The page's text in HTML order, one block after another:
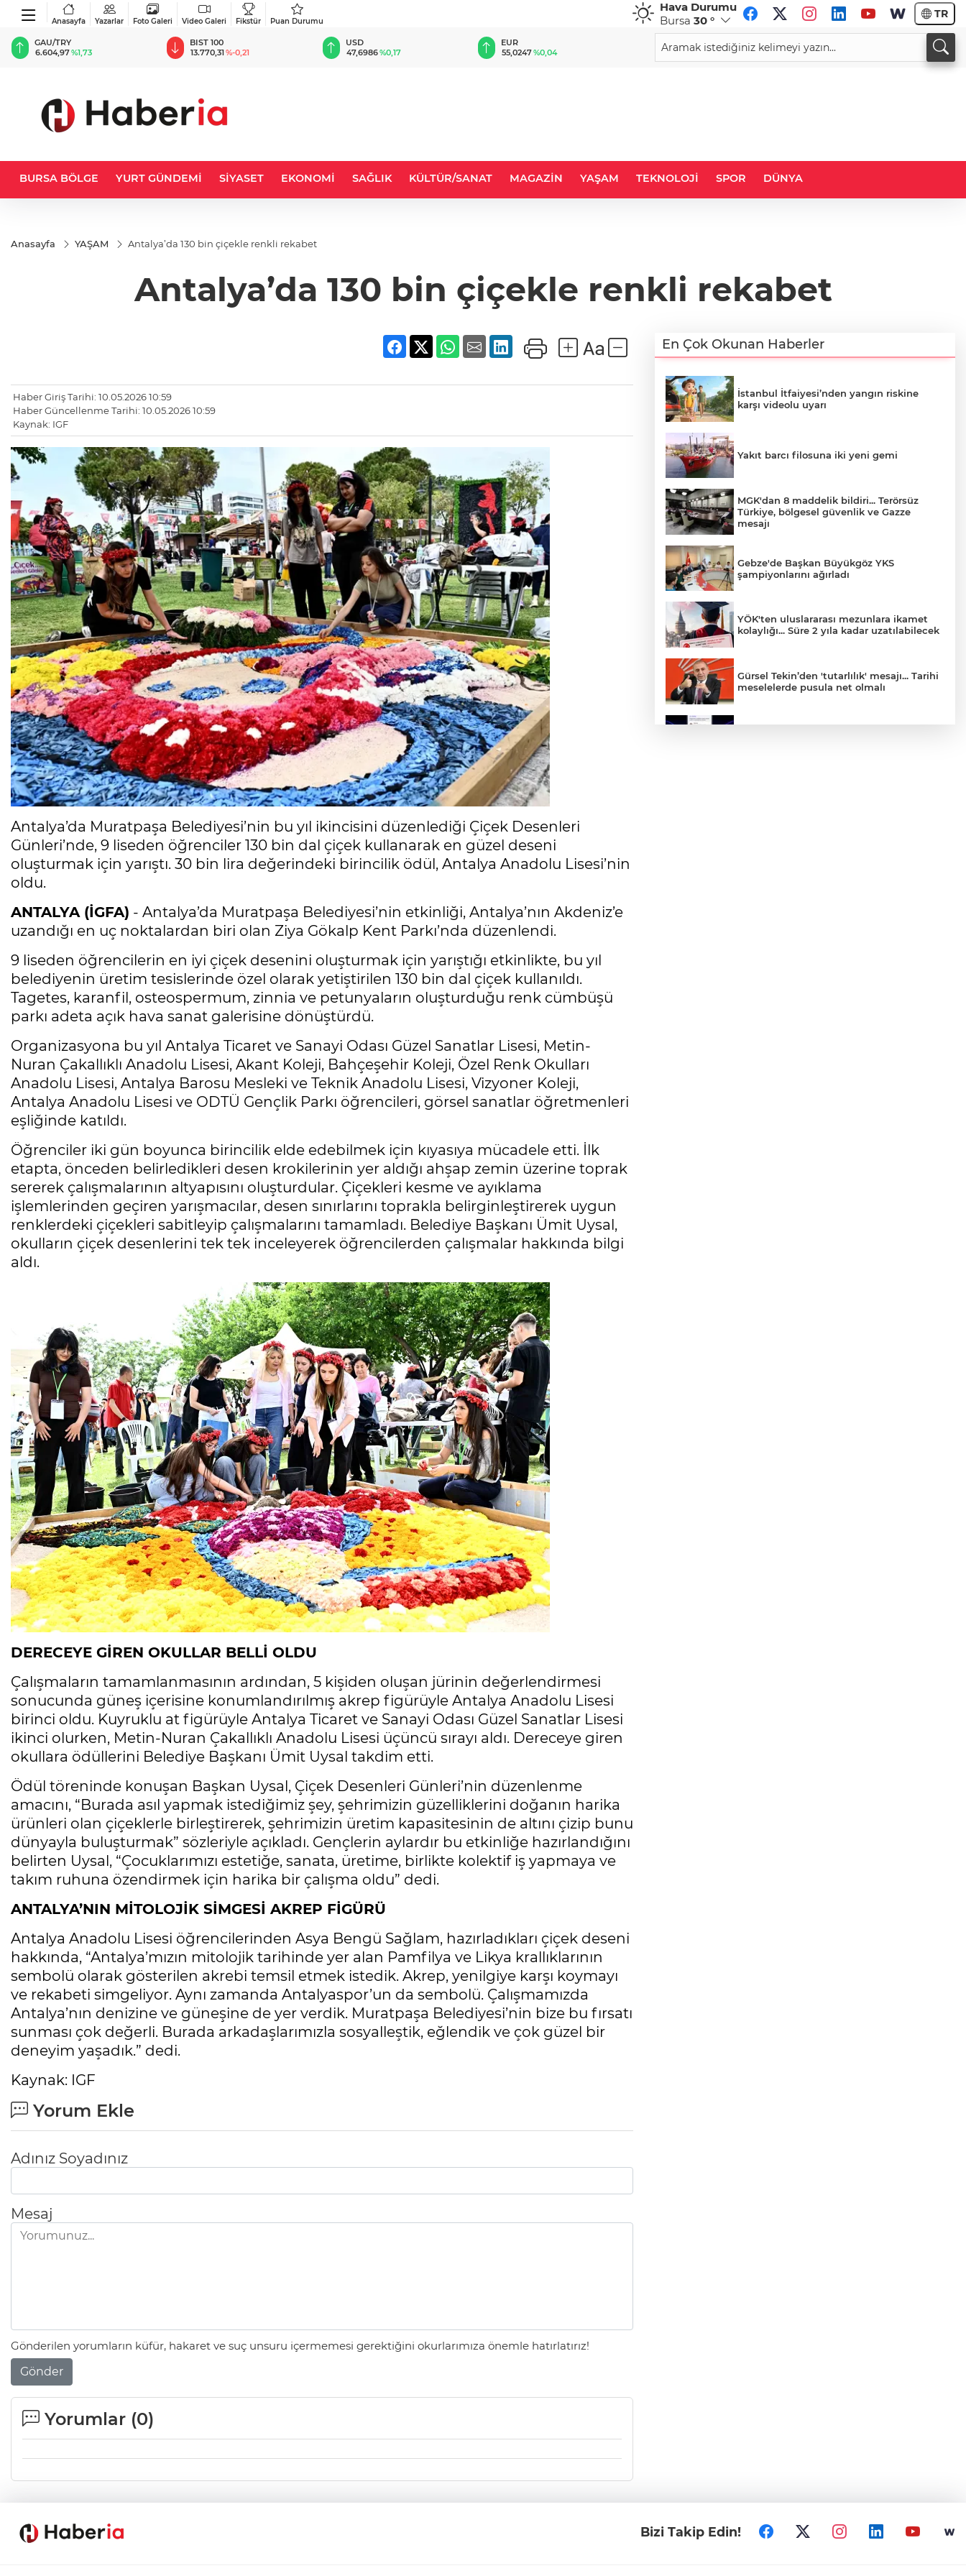
Anasayfa Yazarlar Foto Galeri Video Galeri Fikstür Puan Durumu
Hava Durumu
Bursa 30 ° TR
BIST 100
13.770,31 %-0,21
USD
47,6986%0,17
EUR
55,0247%0,04
GBP
64,1789%0,02
CHF
58,8366%0,47
34,0293
BURSA BÖLGE YURT GÜNDEMİ SİYASET EKONOMİ SAĞLIK KÜLTÜR/SANAT MAGAZİN YAŞAM TEKNOLOJİ SPOR DÜNYA
Anasayfa YAŞAM Antalya’da 130 bin çiçekle renkli rekabet
Antalya’da 130 bin çiçekle renkli rekabet
Haber Giriş Tarihi: 10.05.2026 10:59
Haber Güncellenme Tarihi: 10.05.2026 10:59
Kaynak: IGF
Antalya’da Muratpaşa Belediyesi’nin bu yıl ikincisini düzenlediği Çiçek Desenleri
Günleri’nde, 9 liseden öğrenciler 130 bin dal çiçek kullanarak en güzel deseni
oluşturmak için yarıştı. 30 bin lira değerindeki birincilik ödül, Antalya Anadolu Lisesi’nin
oldu.
ANTALYA (İGFA) - Antalya’da Muratpaşa Belediyesi’nin etkinliği, Antalya’nın Akdeniz’e
uzandığı en uç noktalardan biri olan Ziya Gökalp Kent Parkı’nda düzenlendi.
9 liseden öğrencilerin en iyi çiçek desenini oluşturmak için yarıştığı etkinlikte, bu yıl
belediyenin üretim tesislerinde özel olarak yetiştirilen 130 bin dal çiçek kullanıldı.
Tagetes, karanfil, osteospermum, zinnia ve petunyaların oluşturduğu renk cümbüşü
parkı adeta açık hava sanat galerisine dönüştürdü.
Organizasyona bu yıl Antalya Ticaret ve Sanayi Odası Güzel Sanatlar Lisesi, Metin-
Nuran Çakallıklı Anadolu Lisesi, Akant Koleji, Bahçeşehir Koleji, Özel Renk Okulları
Anadolu Lisesi, Antalya Barosu Mesleki ve Teknik Anadolu Lisesi, Vizyoner Koleji,
Antalya Anadolu Lisesi ve ODTÜ Gençlik Parkı öğrencileri, görsel sanatlar öğretmenleri
eşliğinde katıldı.
Öğrenciler iki gün boyunca birincilik elde edebilmek için kıyasıya mücadele etti. İlk
etapta, önceden belirledikleri desen krokilerinin yer aldığı ahşap zemin üzerine toprak
sererek çalışmalarının altyapısını oluşturdular. Çiçekleri kesme ve ayıklama
işlemlerinden geçiren yarışmacılar, desen sınırlarını toprakla belirginleştirerek uygun
renklerdeki çiçekleri sabitleyip çalışmalarını tamamladı. Belediye Başkanı Ümit Uysal,
okulların çiçek desenlerini tek tek inceleyerek öğrencilerden çalışmalar hakkında bilgi
aldı.
DERECEYE GİREN OKULLAR BELLİ OLDU
Çalışmaların tamamlanmasının ardından, 5 kişiden oluşan jürinin değerlendirmesi
sonucunda güneş içerisine konumlandırılmış akrep figürüyle Antalya Anadolu Lisesi
birinci oldu. Kuyruklu at figürüyle Antalya Ticaret ve Sanayi Odası Güzel Sanatlar Lisesi
ikinci olurken, Metin-Nuran Çakallıklı Anadolu Lisesi üçüncü sırayı aldı. Dereceye giren
okullara ödüllerini Belediye Başkanı Ümit Uysal takdim etti.
Ödül töreninde konuşan Başkan Uysal, Çiçek Desenleri Günleri’nin düzenlenme
amacını, “Burada asıl yapmak istediğimiz şey, şehrimizin güzelliklerini doğanın harika
ürünleri olan çiçeklerle birleştirerek, şehrimizin üretim kapasitesinin de altını çizip bunu
dünyayla buluşturmak” sözleriyle açıkladı. Gençlerin aylardır bu etkinliğe hazırlandığını
belirten Uysal, “Çocuklarımızı estetiğe, sanata, üretime, birlikte kolektif iş yapmaya ve
takım ruhuna özendirmek için harika bir çalışma oldu” dedi.
ANTALYA’NIN MİTOLOJİK SİMGESİ AKREP FİGÜRÜ
Antalya Anadolu Lisesi öğrencilerinden Asya Bengü Sağlam, hazırladıkları çiçek deseni
hakkında, “Antalya’mızın mitolojik tarihinde yer alan Pamfilya ve Likya krallıklarının
sembolü olarak gösterilen akrebi temsil etmek istedik. Akrep, yenilgiye karşı koymayı
ve rekabeti simgeliyor. Aynı zamanda Antalyaspor’un da sembolü. Çalışmamızda
Antalya’nın denizine ve güneşine de yer verdik. Muratpaşa Belediyesi’nin bize bu fırsatı
sunması çok değerli. Burada arkadaşlarımızla sosyalleştik, eğlendik ve çok güzel bir
deneyim yaşadık.” dedi.
Kaynak: IGF
Yorum Ekle
Adınız Soyadınız
Mesaj
Gönderilen yorumların küfür, hakaret ve suç unsuru içermemesi gerektiğini okurlarımıza önemle hatırlatırız!
Gönder
Yorumlar (0)
En Çok Okunan Haberler
İstanbul İtfaiyesi’nden yangın riskine
karşı videolu uyarı
Yakıt barcı filosuna iki yeni gemi
MGK'dan 8 maddelik bildiri... Terörsüz
Türkiye, bölgesel güvenlik ve Gazze
mesajı
Gebze'de Başkan Büyükgöz YKS
şampiyonlarını ağırladı
YÖK'ten uluslararası mezunlara ikamet
kolaylığı... Süre 2 yıla kadar uzatılabilecek
Gürsel Tekin’den 'tutarlılık' mesajı... Tarihi
meselelerde pusula net olmalı
Bizi Takip Edin!